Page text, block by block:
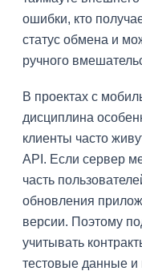
ошибки, кто
статус обмена и
ручного
В проектах с
дисциплина
клиенты часто
API. Если сервер
часть
обновления
версии. Поэтому
учитывать
тестовые данные и